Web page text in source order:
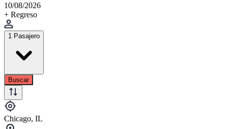
10/08/2026
+ Regreso
1 Pasajero
Buscar
Chicago, IL